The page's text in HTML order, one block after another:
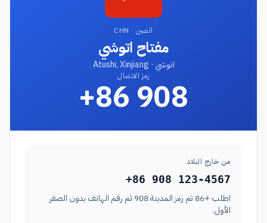
الصين · CHN
مفتاح اتوشي
اتوشي · Atushi, Xinjiang
رمز الاتصال
+86 908
من خارج البلاد
+86 908 123-4567
اطلب +86 ثم رمز المدينة 908 ثم رقم الهاتف بدون الصفر
الأول.